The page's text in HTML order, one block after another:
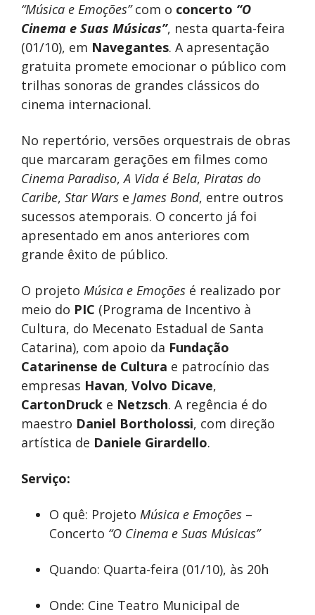
“Música e Emoções”com o concerto “O
Cinema e Suas Músicas”, nesta quarta-feira
(01/10), em Navegantes. A apresentação
gratuita promete emocionar o público com
trilhas sonoras de grandes clássicos do
cinema internacional.
No repertório, versões orquestrais de obras
que marcaram gerações em filmes como
Cinema Paradiso,A Vida é Bela, Piratas do
Caribe, Star Wars e James Bond, entre outros
sucessos atemporais. O concerto já foi
apresentado em anos anteriores com
grande êxito de público.
O projeto Música e Emoções é realizado por
meio do PIC (Programa de Incentivo à
Cultura, do Mecenato Estadual de Santa
Catarina), com apoio da Fundação
Catarinense de Cultura e patrocínio das
empresas Havan, Volvo Dicave,
CartonDruck e Netzsch. A regência é do
maestro Daniel Bortholossi, com direção
artística de Daniele Girardello.
Serviço:
O quê: Projeto Música e Emoções –
Concerto “O Cinema e Suas Músicas”
Quando: Quarta-feira (01/10), às 20h
Onde: Cine Teatro Municipal de